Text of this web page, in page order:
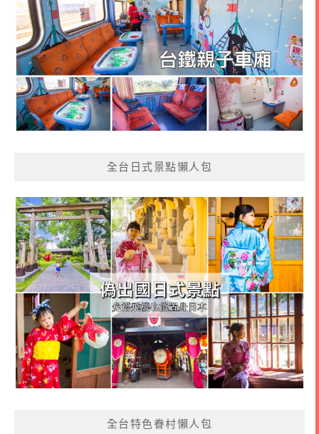
全台日式景點懶人包
全台特色眷村懶人包